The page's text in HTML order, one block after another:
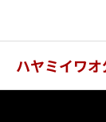
ハヤミイワ